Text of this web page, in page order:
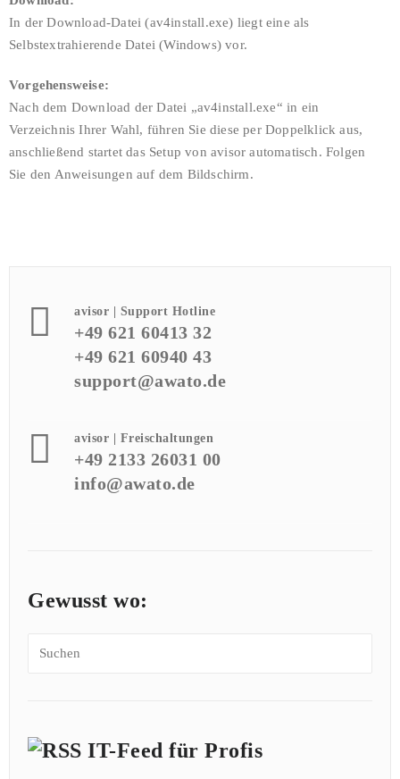
In der Download-Datei (av4install.exe) liegt eine als
Selbstextrahierende Datei (Windows) vor.
Vorgehensweise:
Nach dem Download der Datei „av4install.exe“ in ein
Verzeichnis Ihrer Wahl, führen Sie diese per Doppelklick aus,
anschließend startet das Setup von avisor automatisch. Folgen
Sie den Anweisungen auf dem Bildschirm.
avisor | Support Hotline
+49 621 60413 32
+49 621 60940 43
support@awato.de
avisor | Freischaltungen
+49 2133 26031 00
info@awato.de
Gewusst wo:
IT-Feed für Profis